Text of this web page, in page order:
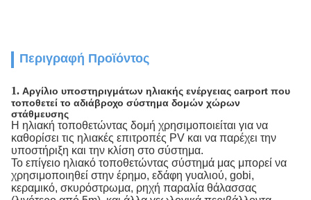
Περιγραφή Προϊόντος
1. Αργίλιο υποστηριγμάτων ηλιακής ενέργειας carport που
τοποθετεί το αδιάβροχο σύστημα δομών χώρων
στάθμευσης
Η ηλιακή τοποθετώντας δομή χρησιμοποιείται για να
καθορίσει τις ηλιακές επιτροπές PV και να παρέχει την
υποστήριξη και την κλίση στο σύστημα.
Το επίγειο ηλιακό τοποθετώντας σύστημά μας μπορεί να
χρησιμοποιηθεί στην έρημο, εδάφη γυαλιού, gobi,
κεραμικό, σκυρόστρωμα, ρηχή παραλία θάλασσας